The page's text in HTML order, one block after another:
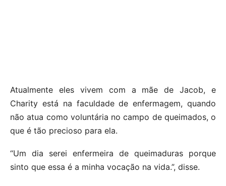
Atualmente eles vivem com a mãe de Jacob, e
Charity está na faculdade de enfermagem, quando
não atua como voluntária no campo de queimados, o
que é tão precioso para ela.
“Um dia serei enfermeira de queimaduras porque
sinto que essa é a minha vocação na vida.”, disse.